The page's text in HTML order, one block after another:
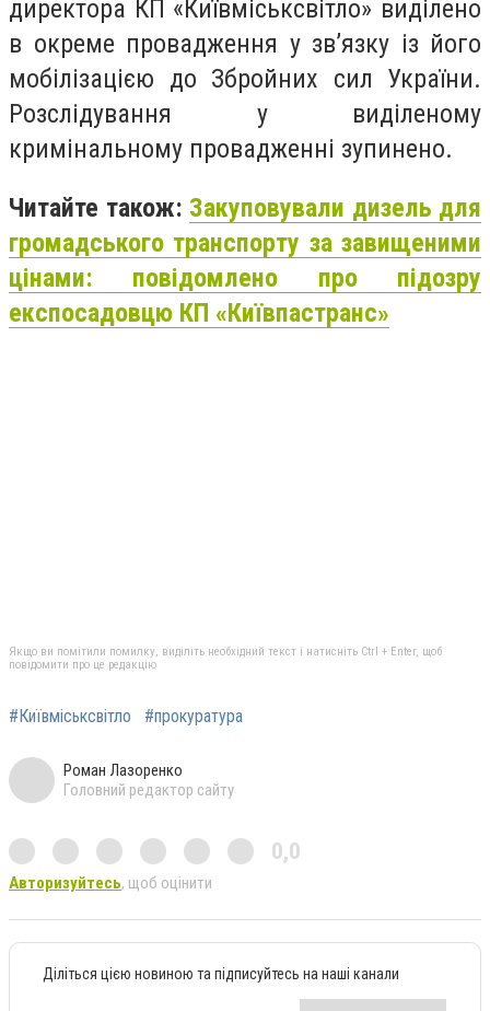
директора КП «Київміськсвітло» виділено
в окреме провадження у зв’язку із його
мобілізацією до Збройних сил України.
Розслідування у виділеному
кримінальному провадженні зупинено.
Читайте також: Закуповували дизель для
громадського транспорту за завищеними
цінами: повідомлено про підозру
експосадовцю КП «Київпастранс»
Якщо ви помітили помилку, виділіть необхідний текст і натисніть Ctrl + Enter, щоб
повідомити про це редакцію
#Київміськсвітло #прокуратура
Роман Лазоренко
Головний редактор сайту
0,0
Авторизуйтесь, щоб оцінити
Діліться цією новиною та підписуйтесь на наші канали